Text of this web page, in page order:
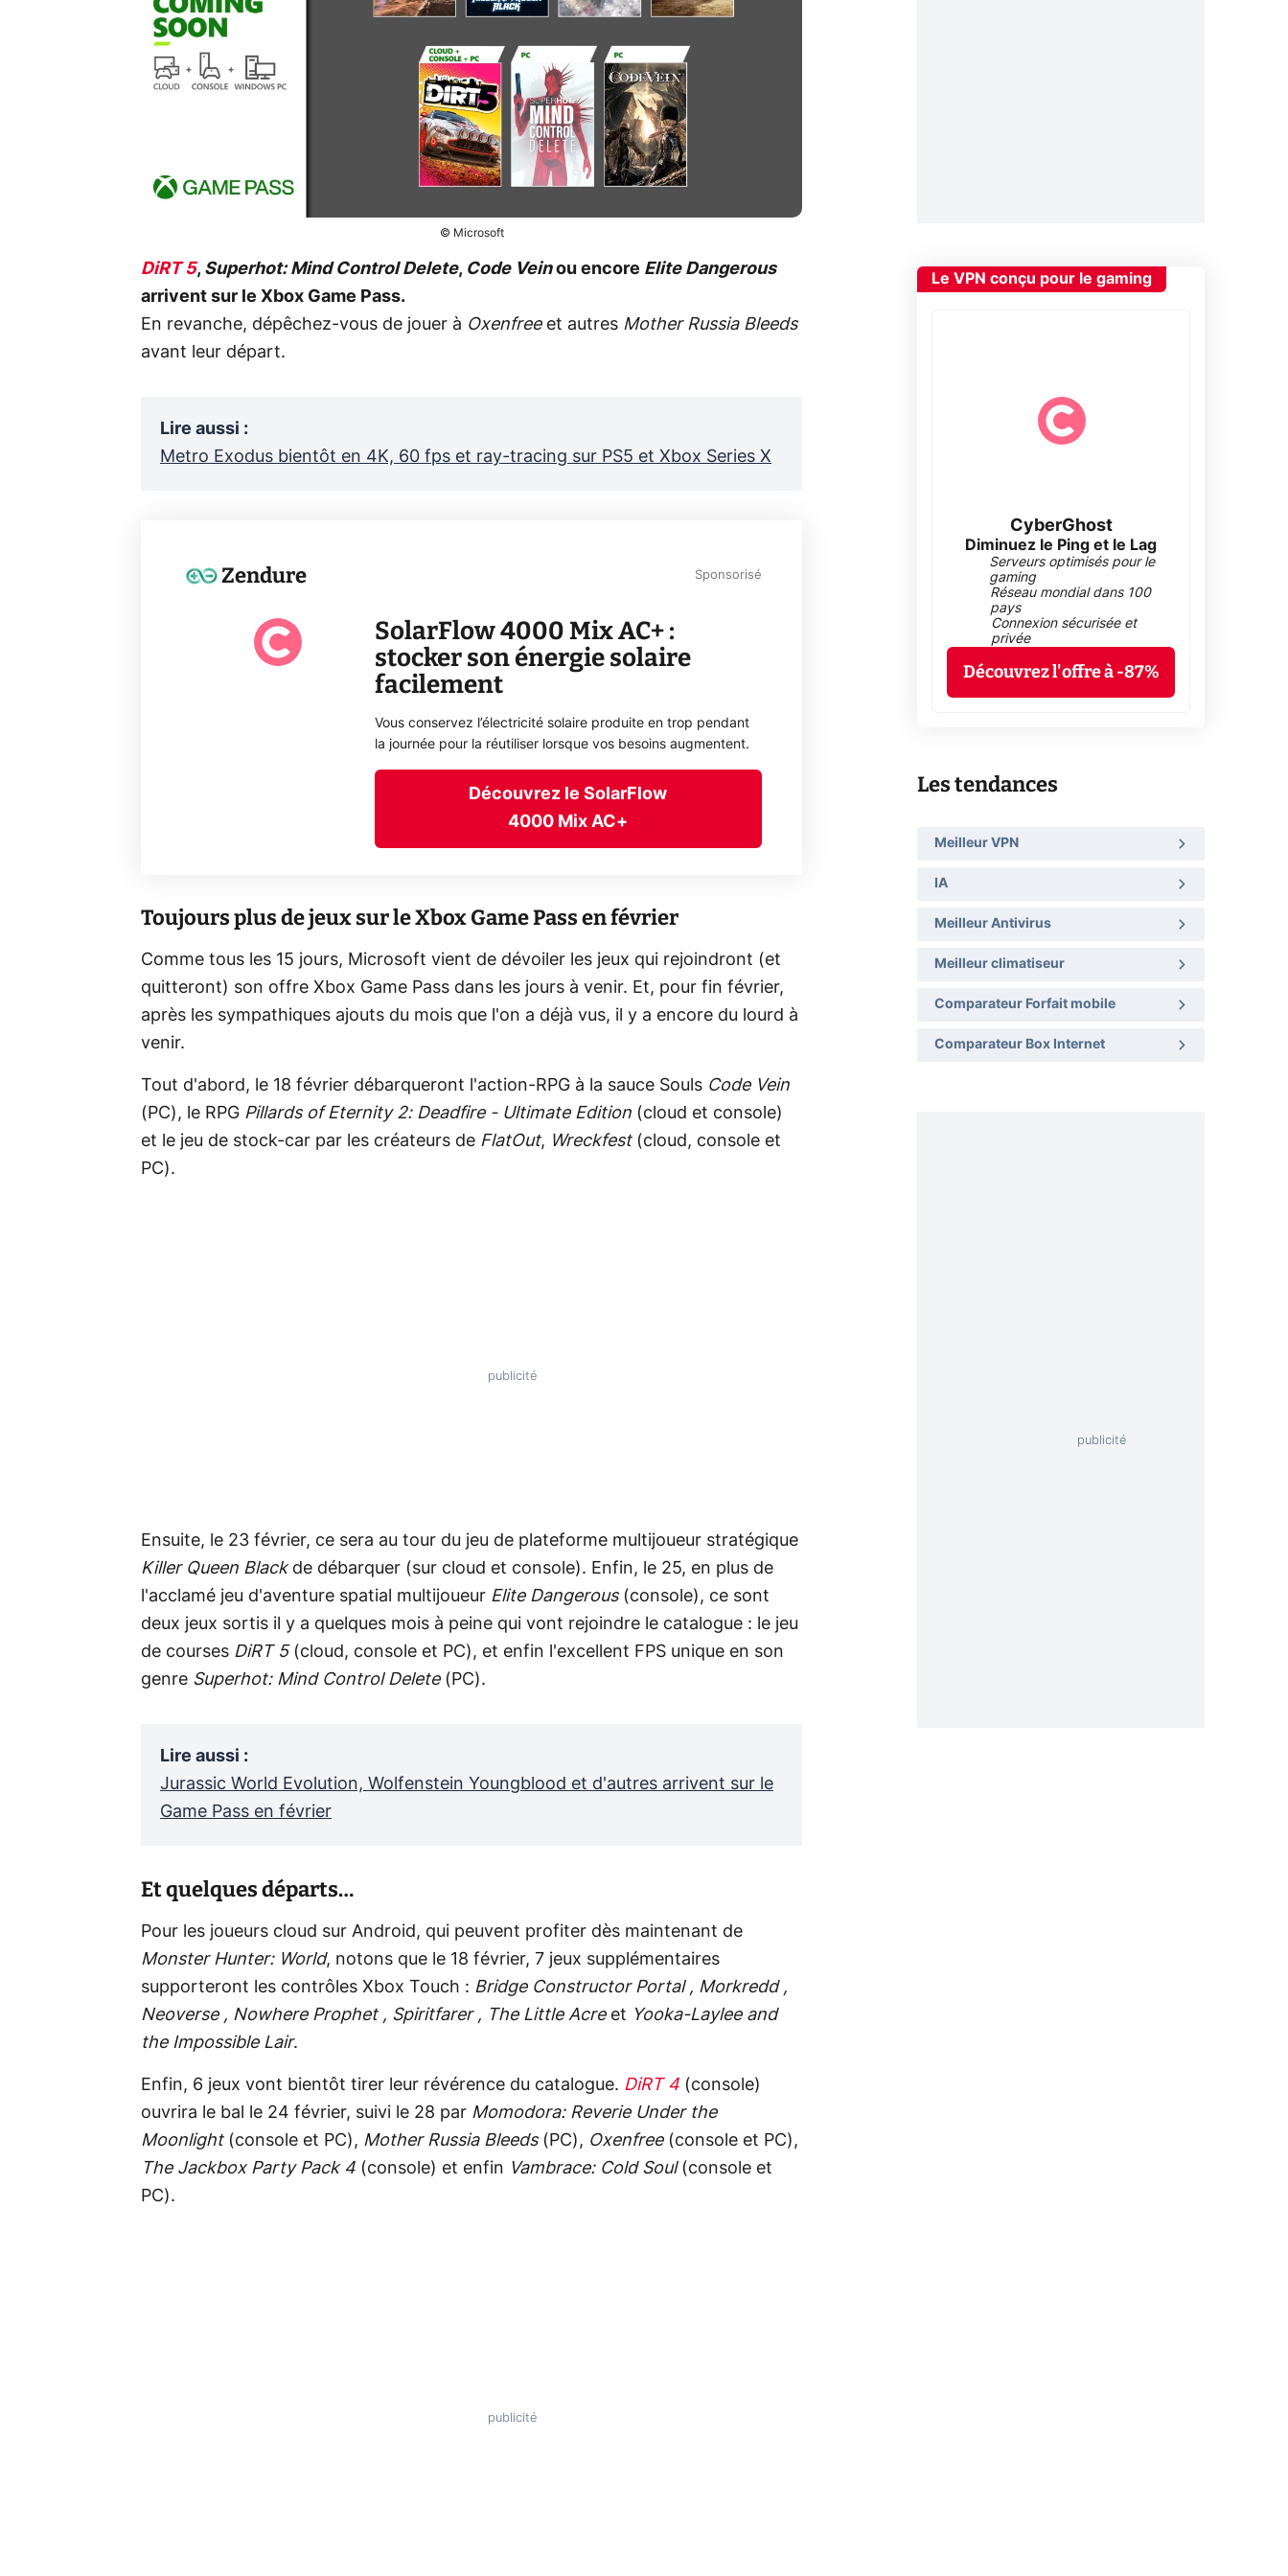
© Microsoft
DiRT 5, Superhot: Mind Control Delete, Code Veinou encore Elite Dangerous
arrivent sur le Xbox Game Pass.
En revanche, dépêchez-vous de jouer à Oxenfree et autres Mother Russia Bleeds
avant leur départ.
Lire aussi :
Metro Exodus bientôt en 4K, 60 fps et ray-tracing sur PS5 et Xbox Series X
Zendure Sponsorisé
SolarFlow 4000 Mix AC+ :
stocker son énergie solaire
facilement
Vous conservez l’électricité solaire produite en trop pendant
la journée pour la réutiliser lorsque vos besoins augmentent.
Découvrez le SolarFlow
4000 Mix AC+
Toujours plus de jeux sur le Xbox Game Pass en février
Comme tous les 15 jours, Microsoft vient de dévoiler les jeux qui rejoindront (et
quitteront) son offre Xbox Game Pass dans les jours à venir. Et, pour fin février,
après les sympathiques ajouts du mois que l'on a déjà vus, il y a encore du lourd à
venir.
Tout d'abord, le 18 février débarqueront l'action-RPG à la sauce Souls Code Vein
(PC), le RPG Pillards of Eternity 2: Deadfire - Ultimate Edition (cloud et console)
et le jeu de stock-car par les créateurs de FlatOut, Wreckfest (cloud, console et
PC).
Ensuite, le 23 février, ce sera au tour du jeu de plateforme multijoueur stratégique
Killer Queen Blackde débarquer (sur cloud et console). Enfin, le 25, en plus de
l'acclamé jeu d'aventure spatial multijoueur Elite Dangerous(console), ce sont
deux jeux sortis il y a quelques mois à peine qui vont rejoindre le catalogue : le jeu
de courses DiRT 5(cloud, console et PC), et enfin l'excellent FPS unique en son
genre Superhot: Mind Control Delete(PC).
Lire aussi :
Jurassic World Evolution, Wolfenstein Youngblood et d'autres arrivent sur le
Game Pass en février
Et quelques départs…
Pour les joueurs cloud sur Android, qui peuvent profiter dès maintenant de
Monster Hunter: World, notons que le 18 février, 7 jeux supplémentaires
supporteront les contrôles Xbox Touch : Bridge Constructor Portal , Morkredd ,
Neoverse , Nowhere Prophet , Spiritfarer , The Little Acre et Yooka-Laylee and
the Impossible Lair.
Enfin, 6 jeux vont bientôt tirer leur révérence du catalogue. DiRT 4 (console)
ouvrira le bal le 24 février, suivi le 28 par Momodora: Reverie Under the
Moonlight(console et PC), Mother Russia Bleeds(PC), Oxenfree (console et PC),
The Jackbox Party Pack 4 (console) et enfin Vambrace: Cold Soul(console et
PC).
Le VPN conçu pour le gaming
CyberGhost
Diminuez le Ping et le Lag
Serveurs optimisés pour le
gaming
Réseau mondial dans 100
pays
Connexion sécurisée et
privée
Découvrez l'offre à -87%
Les tendances
Meilleur VPN
IA
Meilleur Antivirus
Meilleur climatiseur
Comparateur Forfait mobile
Comparateur Box Internet